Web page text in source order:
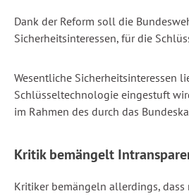
Dank der Reform soll die
Sicherheitsinteressen, für die
Wesentliche Sicherheitsinteressen
Schlüsseltechnologie eingestuft
im Rahmen des durch das
Kritik bemängelt
Kritiker bemängeln allerdings,